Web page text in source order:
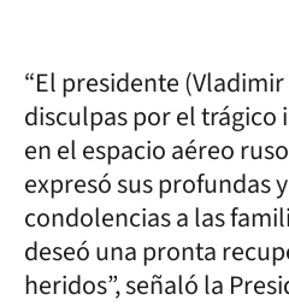
“El presidente
disculpas por el
en el espacio aéreo
expresó sus profundas
condolencias a las
deseó una pronta
heridos”, señaló la